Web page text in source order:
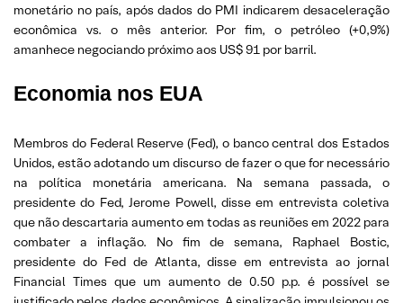
monetário no país, após dados do PMI indicarem desaceleração
econômica vs. o mês anterior. Por fim, o petróleo (+0,9%)
amanhece negociando próximo aos US$ 91 por barril.
Economia nos EUA
Membros do Federal Reserve (Fed), o banco central dos Estados
Unidos, estão adotando um discurso de fazer o que for necessário
na política monetária americana. Na semana passada, o
presidente do Fed, Jerome Powell, disse em entrevista coletiva
que não descartaria aumento em todas as reuniões em 2022 para
combater a inflação. No fim de semana, Raphael Bostic,
presidente do Fed de Atlanta, disse em entrevista ao jornal
Financial Times que um aumento de 0.50 p.p. é possível se